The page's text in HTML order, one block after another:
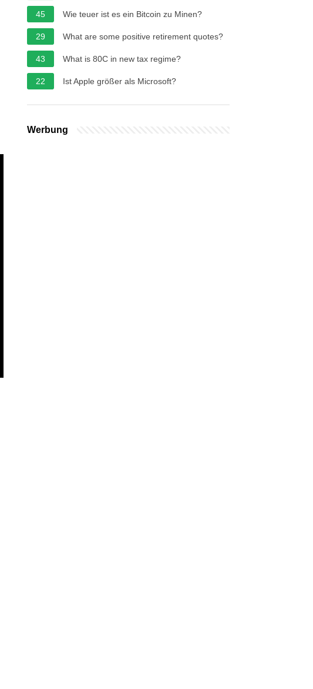
45 Wie teuer ist es ein Bitcoin zu Minen?
29 What are some positive retirement quotes?
43 What is 80C in new tax regime?
22 Ist Apple größer als Microsoft?
Werbung